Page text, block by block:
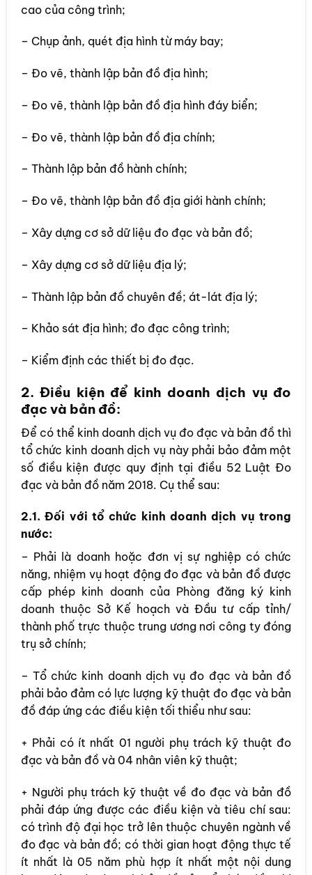
cao của công trình;
– Chụp ảnh, quét địa hình từ máy bay;
– Đo vẽ, thành lập bản đồ địa hình;
– Đo vẽ, thành lập bản đồ địa hình đáy biển;
– Đo vẽ, thành lập bản đồ địa chính;
– Thành lập bản đồ hành chính;
– Đo vẽ, thành lập bản đồ địa giới hành chính;
– Xây dựng cơ sở dữ liệu đo đạc và bản đồ;
– Xây dựng cơ sở dữ liệu địa lý;
– Thành lập bản đồ chuyên đề; át-lát địa lý;
– Khảo sát địa hình; đo đạc công trình;
– Kiểm định các thiết bị đo đạc.
2. Điều kiện để kinh doanh dịch vụ đo
đạc và bản đồ:
Để có thể kinh doanh dịch vụ đo đạc và bản đồ thì
tổ chức kinh doanh dịch vụ này phải bảo đảm một
số điều kiện được quy định tại điều 52 Luật Đo
đạc và bản đồ năm 2018. Cụ thể sau:
2.1. Đối với tổ chức kinh doanh dịch vụ trong
nước:
– Phải là doanh hoặc đơn vị sự nghiệp có chức
năng, nhiệm vụ hoạt động đo đạc và bản đồ được
cấp phép kinh doanh của Phòng đăng ký kinh
doanh thuộc Sở Kế hoạch và Đầu tư cấp tỉnh/
thành phố trực thuộc trung ương nơi công ty đóng
trụ sở chính;
– Tổ chức kinh doanh dịch vụ đo đạc và bản đồ
phải bảo đảm có lực lượng kỹ thuật đo đạc và bản
đồ đáp ứng các điều kiện tối thiểu như sau:
+ Phải có ít nhất 01 người phụ trách kỹ thuật đo
đạc và bản đồ và 04 nhân viên kỹ thuật;
+ Người phụ trách kỹ thuật về đo đạc và bản đồ
phải đáp ứng được các điều kiện và tiêu chí sau:
có trình độ đại học trở lên thuộc chuyên ngành về
đo đạc và bản đồ; có thời gian hoạt động thực tế
ít nhất là 05 năm phù hợp ít nhất một nội dung